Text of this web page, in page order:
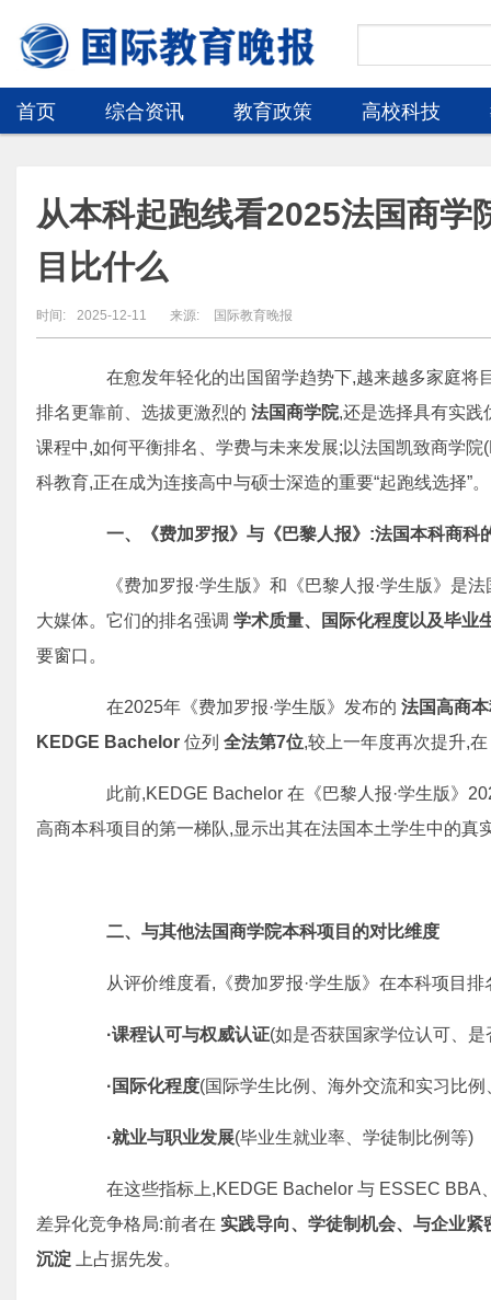
首页 综合资讯 教育政策 高校科技
从本科起跑线看2025法国商
目比什么
时间: 2025-12-11 来源: 国际教育晚报
在愈发年轻化的出国留学趋势下,越来越多家庭将
排名更靠前、选拔更激烈的 法国商学院,还是选择具有实
课程中,如何平衡排名、学费与未来发展;以法国凯致商学
科教育,正在成为连接高中与硕士深造的重要“起跑线选择”。
一、《费加罗报》与《巴黎人报》:法国本科商科
《费加罗报·学生版》和《巴黎人报·学生版》是法
大媒体。它们的排名强调 学术质量、国际化程度以及毕业
要窗口。
在2025年《费加罗报·学生版》发布的 法国高商
KEDGE Bachelor 位列 全法第7位,较上一年度再次提升,
此前,KEDGE Bachelor 在《巴黎人报·学生版》
高商本科项目的第一梯队,显示出其在法国本土学生中的真
二、与其他法国商学院本科项目的对比维度
从评价维度看,《费加罗报·学生版》在本科项目排
·课程认可与权威认证(如是否获国家学位认可、
·国际化程度(国际学生比例、海外交流和实习比
·就业与职业发展(毕业生就业率、学徒制比例等)
在这些指标上,KEDGE Bachelor 与 ESSEC BBA
差异化竞争格局:前者在 实践导向、学徒制机会、与企业紧
沉淀 上占据先发。